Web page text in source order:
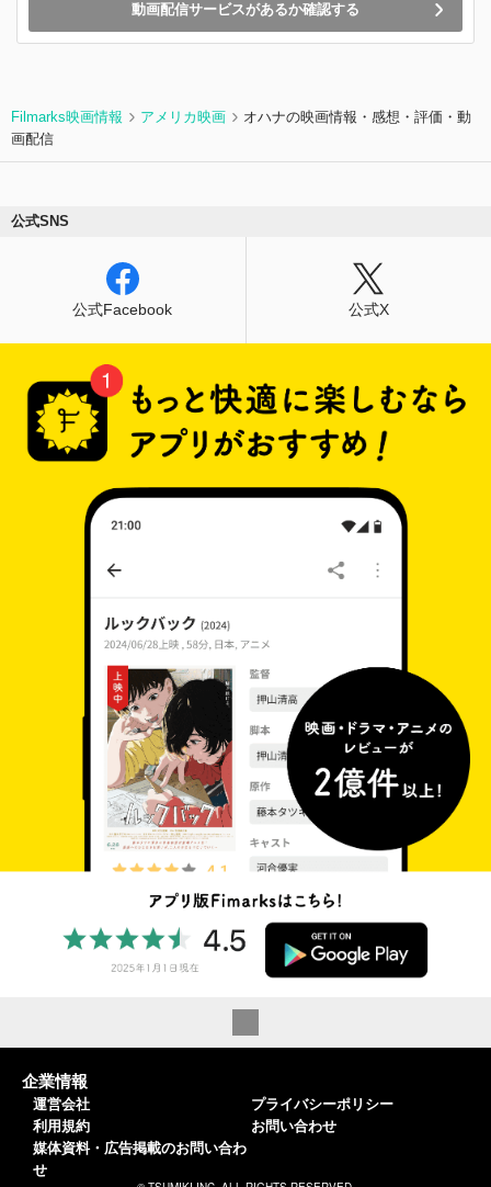
動画配信サービスがあるか確認する
Filmarks映画情報 アメリカ映画
オハナの映画情報・感想・評価・動
画配信
公式SNS
公式Facebook 公式X
企業情報
運営会社
利用規約
媒体資料・広告掲載のお問い合わ
せ
プライバシーポリシー
お問い合わせ